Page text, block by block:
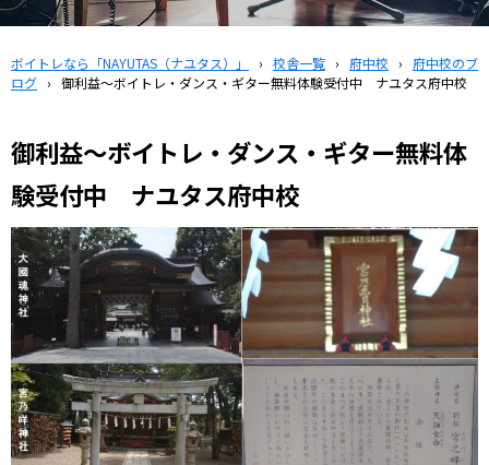
ボイトレなら「NAYUTAS（ナユタス）」 › 校舎一覧 › 府中校 ›
府中校のブ
ログ › 御利益～ボイトレ・ダンス・ギター無料体験受付中 ナユタス府中校
御利益～ボイトレ・ダンス・ギター無料体
験受付中 ナユタス府中校